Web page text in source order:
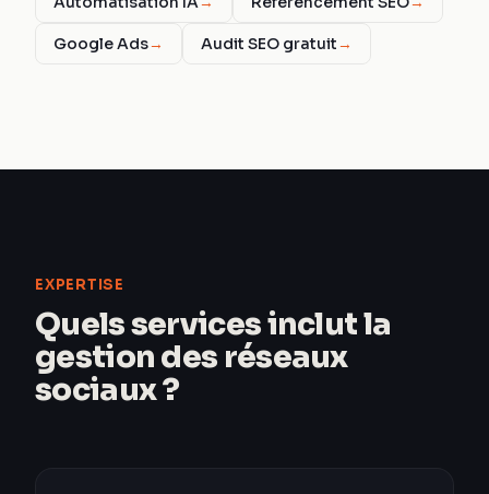
Google Ads→ Audit SEO gratuit→
EXPERTISE
Quels services inclut la
gestion des réseaux
sociaux ?